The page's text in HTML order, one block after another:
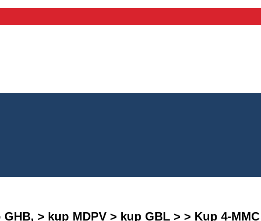
GHB, > kup MDPV > kup GBL > > Kup 4-